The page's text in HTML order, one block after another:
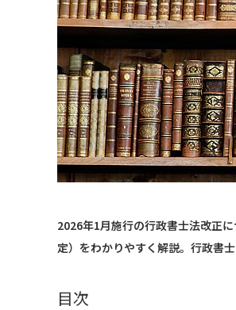
2026年1月施行の行政書士法改正
定）をわかりやすく解説。行政書
目次